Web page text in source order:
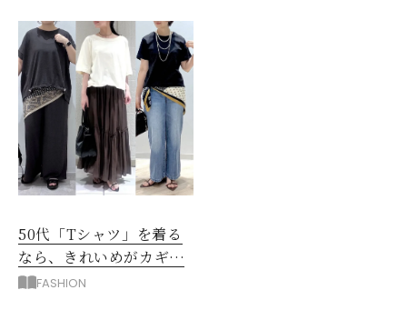
50代「Tシャツ」を着る
なら、きれいめがカギ！
部屋着に見えないコツ
FASHION